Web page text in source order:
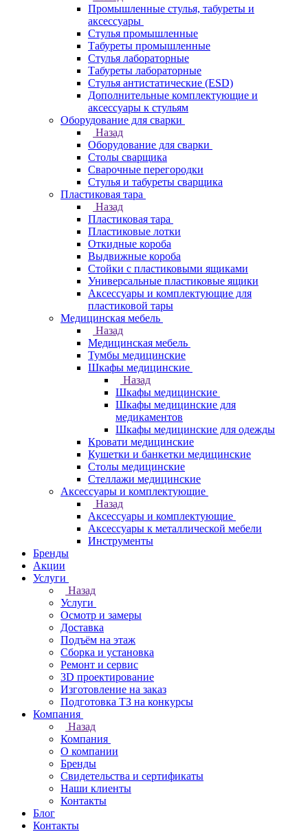
Промышленные стулья, табуреты и
аксессуары
Стулья промышленные
Табуреты промышленные
Стулья лабораторные
Табуреты лабораторные
Стулья антистатические (ESD)
Дополнительные комплектующие и
аксессуары к стульям
Оборудование для сварки
Назад
Оборудование для сварки
Столы сварщика
Сварочные перегородки
Стулья и табуреты сварщика
Пластиковая тара
Назад
Пластиковая тара
Пластиковые лотки
Откидные короба
Выдвижные короба
Стойки с пластиковыми ящиками
Универсальные пластиковые ящики
Аксессуары и комплектующие для
пластиковой тары
Медицинская мебель
Назад
Медицинская мебель
Тумбы медицинские
Шкафы медицинские
Назад
Шкафы медицинские
Шкафы медицинские для
медикаментов
Шкафы медицинские для одежды
Кровати медицинские
Кушетки и банкетки медицинские
Столы медицинские
Стеллажи медицинские
Аксессуары и комплектующие
Назад
Аксессуары и комплектующие
Аксессуары к металлической мебели
Инструменты
Бренды
Акции
Услуги
Назад
Услуги
Осмотр и замеры
Доставка
Подъём на этаж
Сборка и установка
Ремонт и сервис
3D проектирование
Изготовление на заказ
Подготовка ТЗ на конкурсы
Компания
Назад
Компания
О компании
Бренды
Свидетельства и сертификаты
Наши клиенты
Контакты
Блог
Контакты